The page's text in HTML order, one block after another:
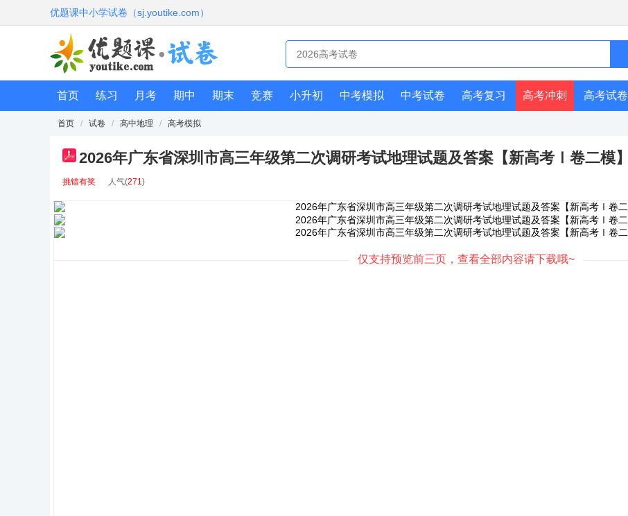
优题课中小学试卷（sj.youtike.com）
首页 练习 月考 期中 期末 竞赛 小升初 中考模拟 中考试卷 高考复习 高考冲刺 高考试卷
首页 / 试卷 / 高中地理 / 高考模拟
pdf 2026年广东省深圳市高三年级第二次调研考试地理试题及答案【新高考Ⅰ卷二模】
挑错有奖 人气(271)
仅支持预览前三页，查看全部内容请下载哦~